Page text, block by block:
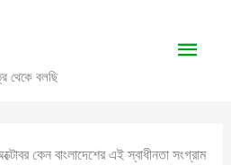
থেকে বলছি
Main
কেন বাংলাদেশের এই স্বাধীনতা সংগ্রাম